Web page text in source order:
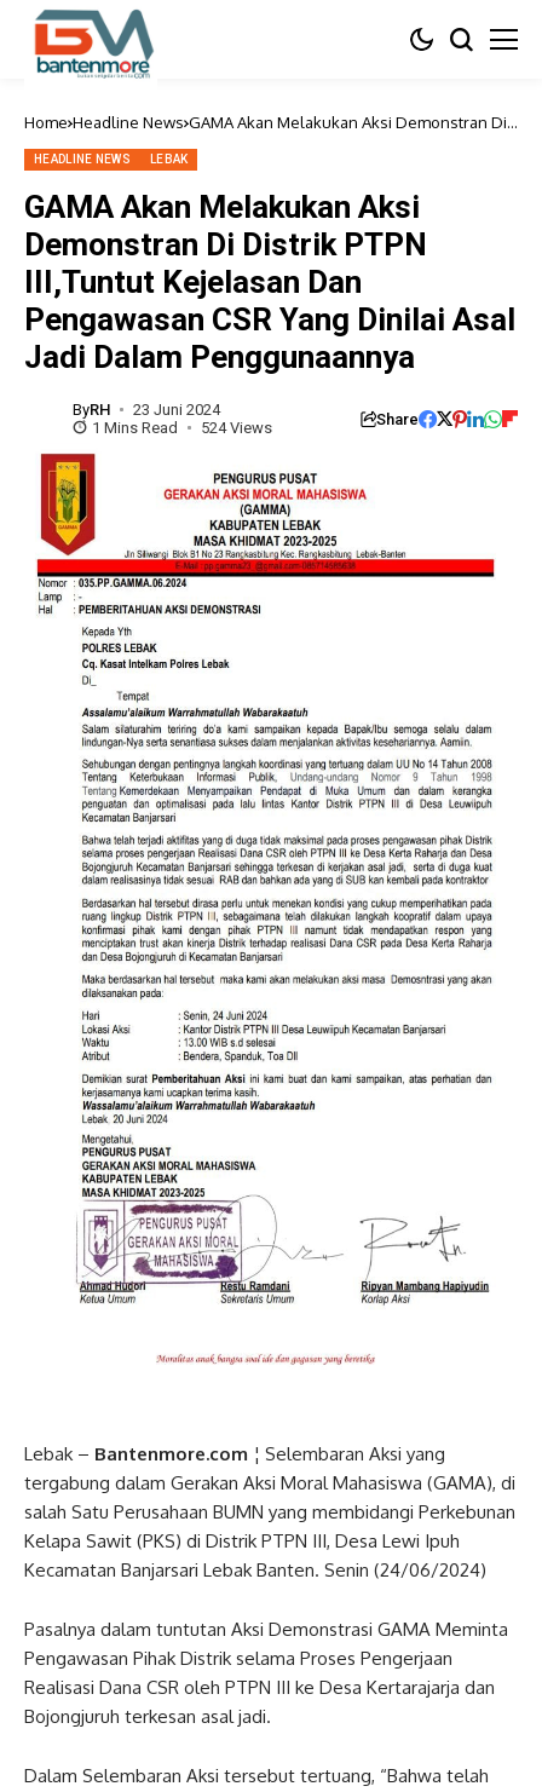
Home Headline News GAMA Akan Melakukan Aksi Demonstran Di
Pengawasan CSR Yang Dinilai Asal Jadi
Dalam Penggunaannya
HEADLINE NEWS LEBAK
GAMA Akan Melakukan Aksi
Demonstran Di Distrik PTPN
III,Tuntut Kejelasan Dan
Pengawasan CSR Yang Dinilai Asal
Jadi Dalam Penggunaannya
ByRH
23 Juni 2024
1 Mins Read
524 Views Share
Lebak – Bantenmore.com ¦ Selembaran Aksi yang
tergabung dalam Gerakan Aksi Moral Mahasiswa (GAMA), di
salah Satu Perusahaan BUMN yang membidangi Perkebunan
Kelapa Sawit (PKS) di Distrik PTPN III, Desa Lewi Ipuh
Kecamatan Banjarsari Lebak Banten. Senin (24/06/2024)
Pasalnya dalam tuntutan Aksi Demonstrasi GAMA Meminta
Pengawasan Pihak Distrik selama Proses Pengerjaan
Realisasi Dana CSR oleh PTPN III ke Desa Kertarajarja dan
Bojongjuruh terkesan asal jadi.
Dalam Selembaran Aksi tersebut tertuang, “Bahwa telah